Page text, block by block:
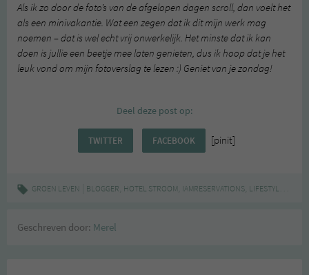
Als ik zo door de foto’s van de afgelopen dagen scroll, dan voelt het
als een minivakantie. Wat een zegen dat ik dit mijn werk mag
noemen – dat is wel echt vrij onwerkelijk. Het minste dat ik kan
doen is jullie een beetje mee laten genieten, dus ik hoop dat je het
leuk vond om mijn fotoverslag te lezen :) Geniet van je zondag!
Deel deze post op:
TWITTER FACEBOOK [pinit]
GROEN LEVEN BLOGGER, HOTEL STROOM, IAMRESERVATIONS, LIFESTYLE
Geschreven door: Merel